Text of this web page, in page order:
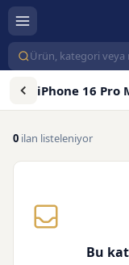
iPhone 16 Pro
0 ilan listeleniyor
Bu